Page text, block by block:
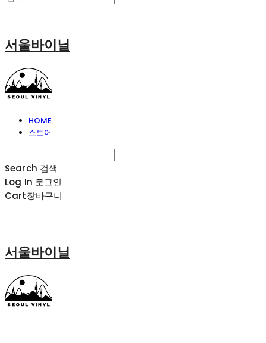
서울바이닐
HOME
스토어
Search 검색
Log In 로그인
Cart장바구니
서울바이닐